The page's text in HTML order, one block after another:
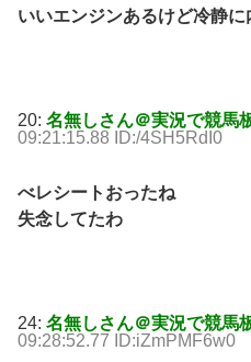
いいエンジンあるけど冷静
20: 名無しさん＠実況で競馬
09:21:15.88 ID:/4SH5RdI0
べレシートおったね
失念してたわ
24: 名無しさん＠実況で競馬
09:28:52.77 ID:iZmPMF6w0